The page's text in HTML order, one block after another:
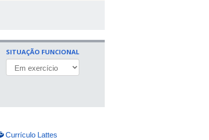
SITUAÇÃO FUNCIONAL
Currículo Lattes